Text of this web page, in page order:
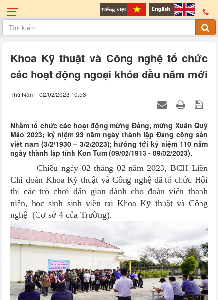
Khoa Kỹ thuật và Công nghệ tổ chức
các hoạt động ngoại khóa đầu năm mới
Thứ Năm - 02/02/2023 10:53
Nhằm tổ chức các hoạt động mừng Đảng, mừng Xuân Quý
Mão 2023; kỷ niệm 93 năm ngày thành lập Đảng cộng sản
việt nam (3/2/1930 – 3/2/2023); hướng tới kỷ niệm 110 năm
ngày thành lập tỉnh Kon Tum (09/02/1913 - 09/02/2023).
Chiều ngày 02 tháng 02 năm 2023, BCH Liên
Chi đoàn Khoa Kỹ thuật và Công nghệ đã tổ chức Hội
thi các trò chơi dân gian dành cho đoàn viên thanh
niên, học sinh sinh viên tại Khoa Kỹ thuật và Công
nghệ (Cơ sở 4 của Trường).